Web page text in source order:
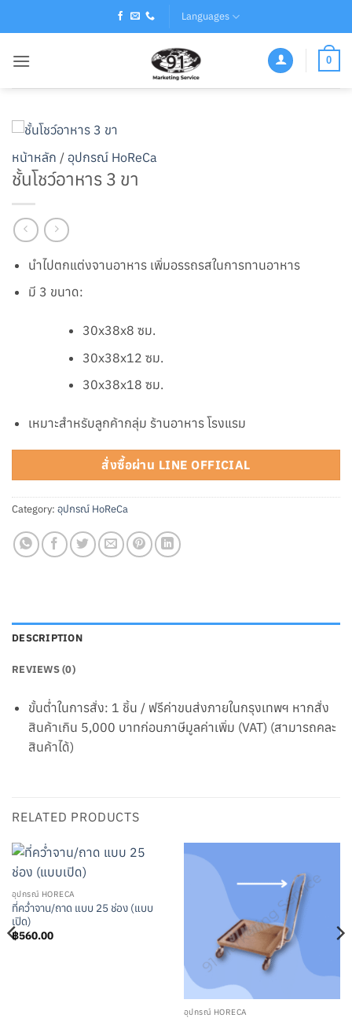
Languages
0
หน้าหลัก / อุปกรณ์ HoReCa
ชั้นโชว์อาหาร 3 ขา
นำไปตกแต่งจานอาหาร เพิ่มอรรถรสในการทานอาหาร
มี 3 ขนาด:
30x38x8 ซม.
30x38x12 ซม.
30x38x18 ซม.
เหมาะสำหรับลูกค้ากลุ่ม ร้านอาหาร โรงแรม
สั่งซื้อผ่าน LINE OFFICIAL
Category: อุปกรณ์ HoReCa
DESCRIPTION
REVIEWS (0)
ขั้นต่ำในการสั่ง: 1 ชิ้น / ฟรีค่าขนส่งภายในกรุงเทพฯ หากสั่ง
สินค้าเกิน 5,000 บาทก่อนภาษีมูลค่าเพิ่ม (VAT) (สามารถคละ
สินค้าได้)
RELATED PRODUCTS
อุปกรณ์ HORECA
ที่คว่ำจาน/ถาด แบบ 25 ช่อง (แบบ
เปิด)
฿560.00
อุปกรณ์ HORECA